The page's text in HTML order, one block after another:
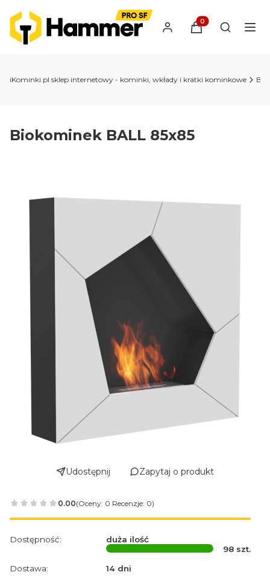
Produkty w
Otwórz
iKominki.pl sklep internetowy - kominki, wkłady i kratki kominkowe
Biokominek BALL 85x85
Udostępnij Zapytaj o produkt
0.00(Oceny: 0 Recenzje: 0)
Dostępność:
duża ilość
98 szt.
Dostawa:
14 dni